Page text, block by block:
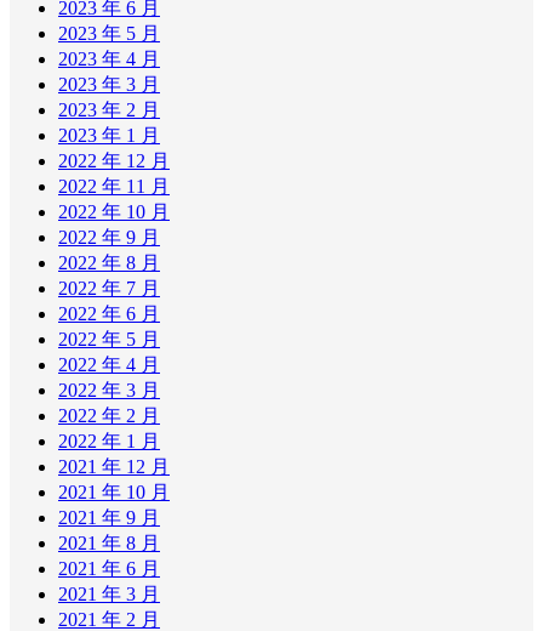
2023 年 6 月
2023 年 5 月
2023 年 4 月
2023 年 3 月
2023 年 2 月
2023 年 1 月
2022 年 12 月
2022 年 11 月
2022 年 10 月
2022 年 9 月
2022 年 8 月
2022 年 7 月
2022 年 6 月
2022 年 5 月
2022 年 4 月
2022 年 3 月
2022 年 2 月
2022 年 1 月
2021 年 12 月
2021 年 10 月
2021 年 9 月
2021 年 8 月
2021 年 6 月
2021 年 3 月
2021 年 2 月